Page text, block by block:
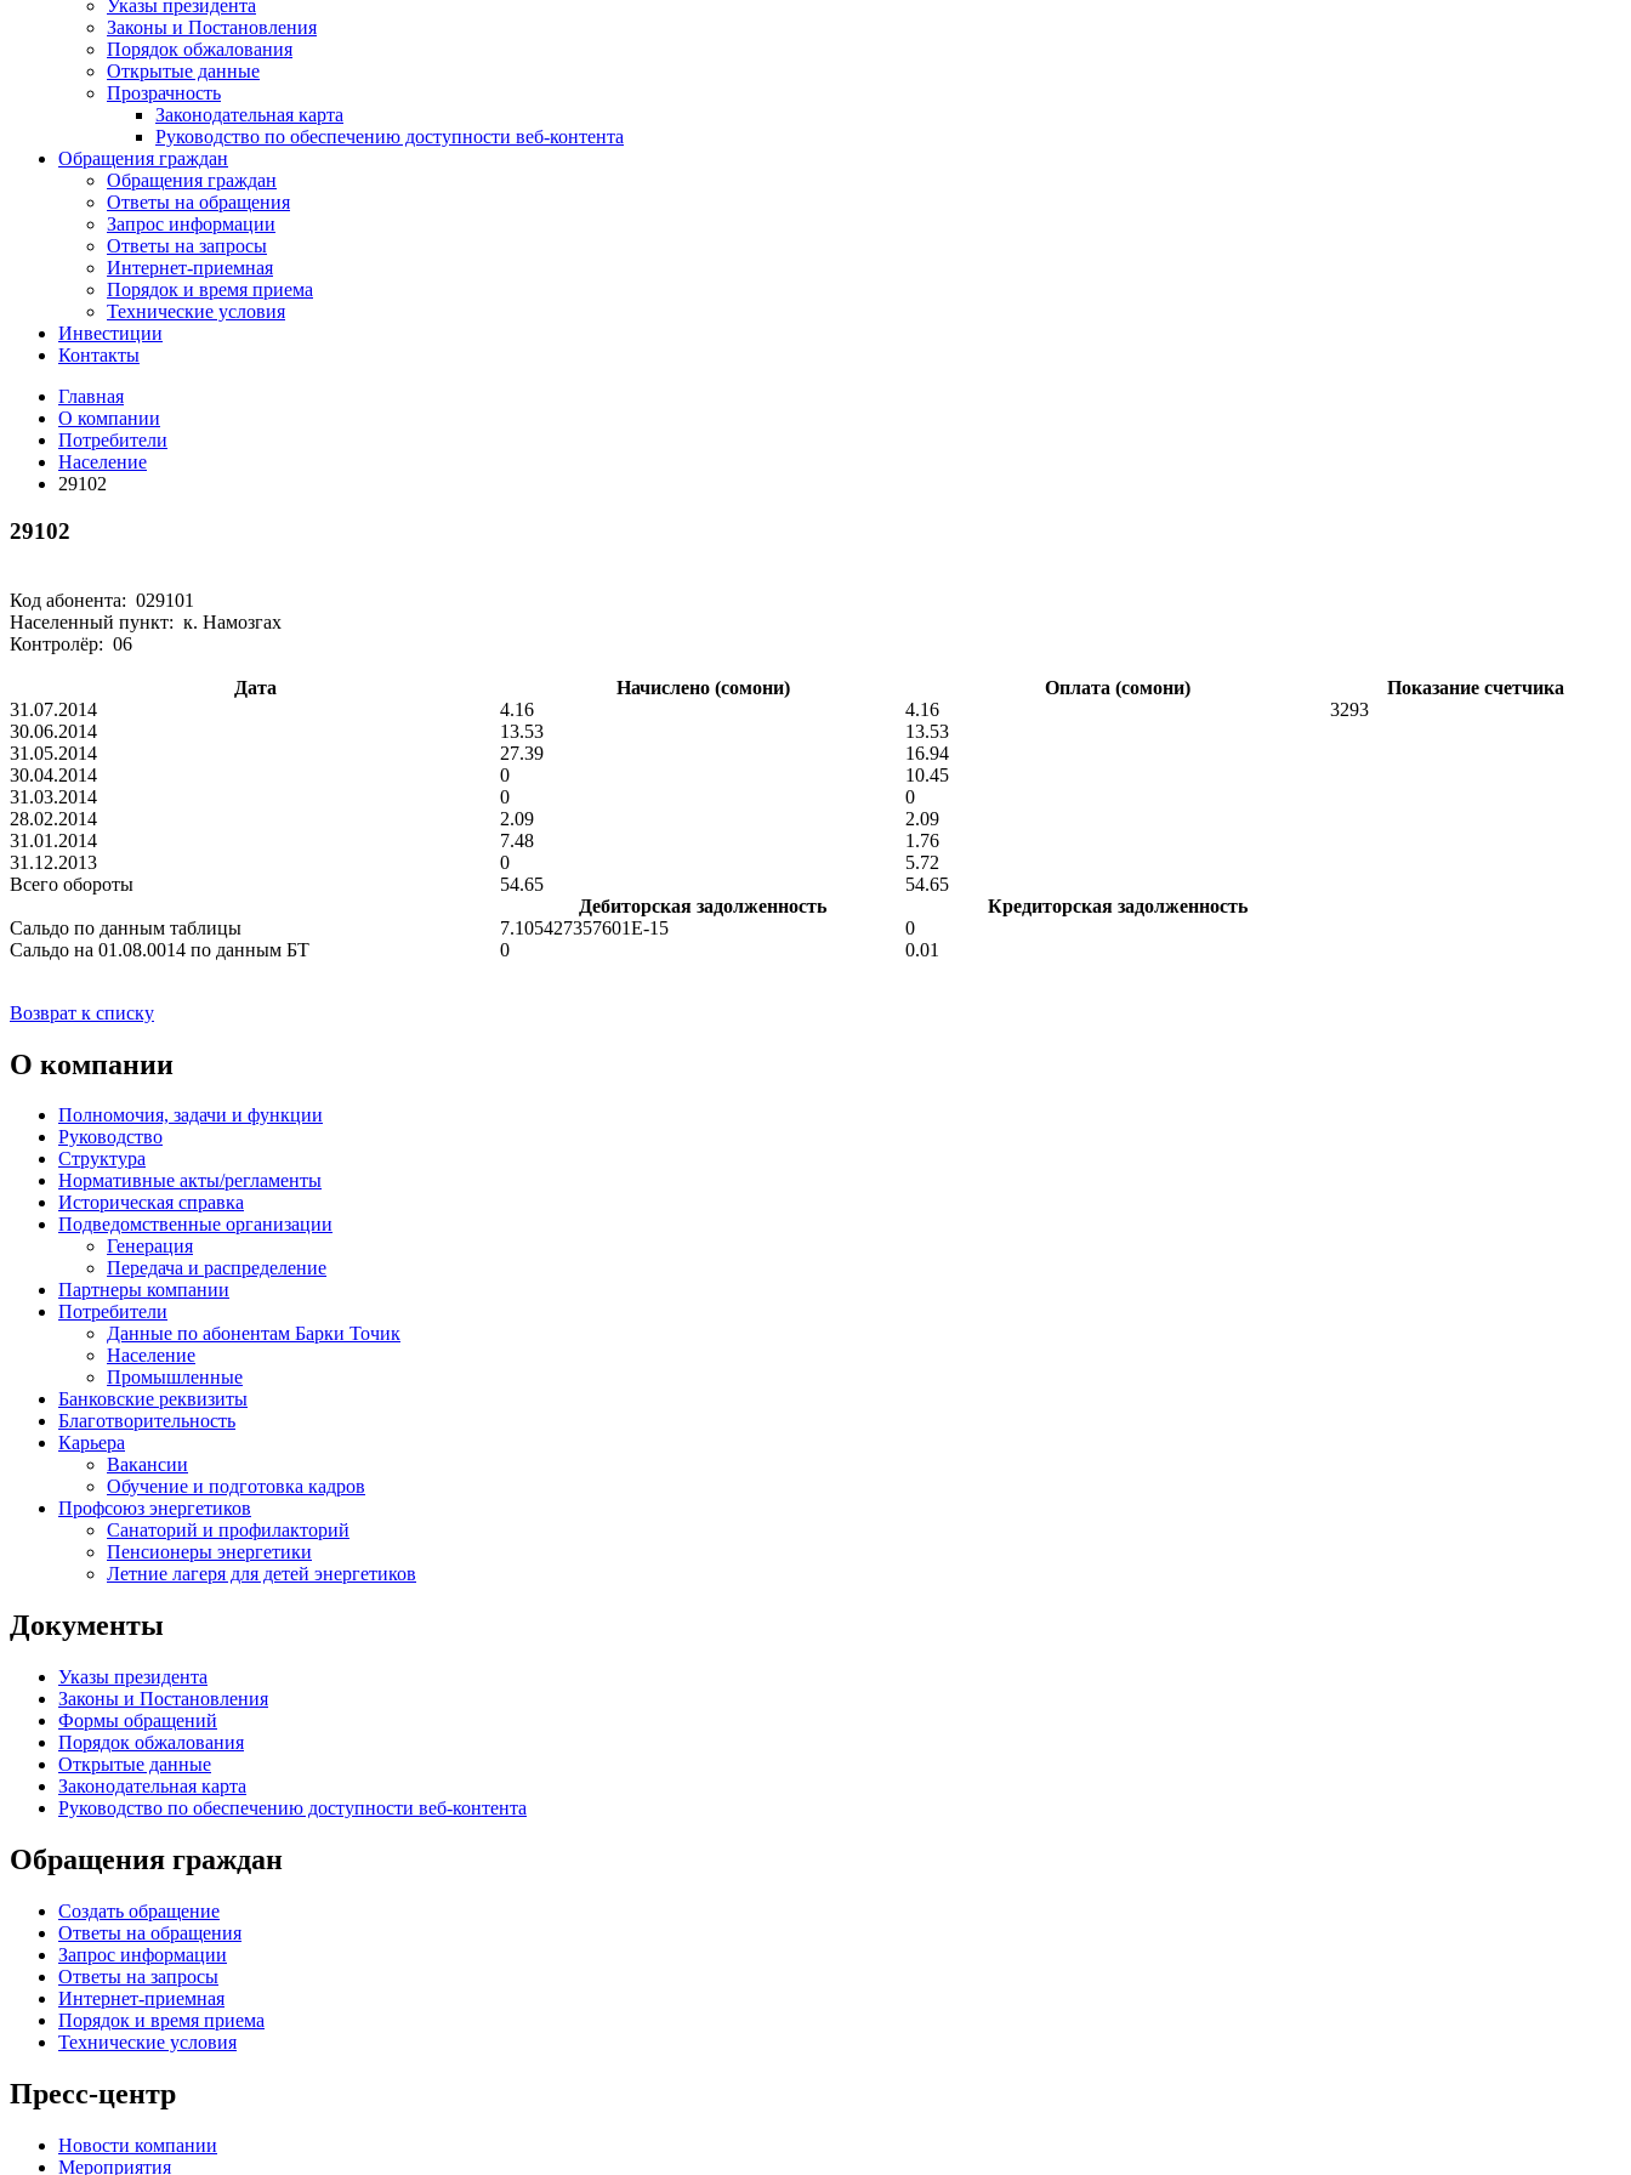
Указы президента
Законы и Постановления
Порядок обжалования
Открытые данные
Прозрачность
Законодательная карта
Руководство по обеспечению доступности веб-контента
Обращения граждан
Обращения граждан
Ответы на обращения
Запрос информации
Ответы на запросы
Интернет-приемная
Порядок и время приема
Технические условия
Инвестиции
Контакты
Главная
О компании
Потребители
Население
29102
29102
Код абонента: 029101
Населенный пункт: к. Намозгах
Контролёр: 06
Дата Начислено (сомони) Оплата (сомони)
Показание счетчика
31.07.2014
4.16 4.16
3293
30.06.2014
13.53
13.53
31.05.2014
27.39
16.94
30.04.2014
0
10.45
31.03.2014
0
0
28.02.2014
2.09
2.09
31.01.2014
7.48
1.76
31.12.2013
0
5.72
Всего обороты
54.65
54.65
Дебиторская задолженность
Кредиторская задолженность
Сальдо по данным таблицы
7.105427357601E-15
0
Сальдо на 01.08.0014 по данным БТ
0 0.01
Возврат к списку
О компании
Полномочия, задачи и функции
Руководство
Структура
Нормативные акты/регламенты
Историческая справка
Подведомственные организации
Генерация
Передача и распределение
Партнеры компании
Потребители
Данные по абонентам Барки Точик
Население
Промышленные
Банковские реквизиты
Благотворительность
Карьера
Вакансии
Обучение и подготовка кадров
Профсоюз энергетиков
Санаторий и профилакторий
Пенсионеры энергетики
Летние лагеря для детей энергетиков
Документы
Указы президента
Законы и Постановления
Формы обращений
Порядок обжалования
Открытые данные
Законодательная карта
Руководство по обеспечению доступности веб-контента
Обращения граждан
Создать обращение
Ответы на обращения
Запрос информации
Ответы на запросы
Интернет-приемная
Порядок и время приема
Технические условия
Пресс-центр
Новости компании
Мероприятия